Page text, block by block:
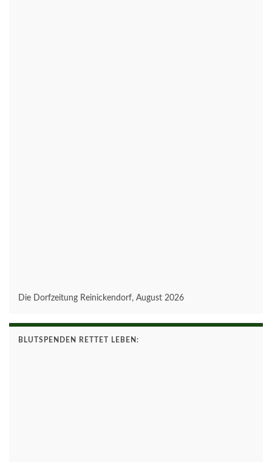
Die Dorfzeitung Reinickendorf, August 2026
BLUTSPENDEN RETTET LEBEN: